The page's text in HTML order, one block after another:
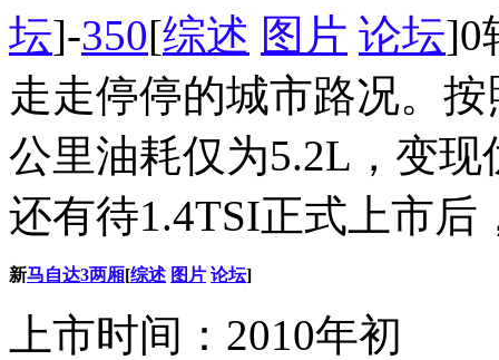
坛]-350[综述 图片 论坛]0
走走停停的城市路况。
公里油耗仅为5.2L，变
还有待1.4TSI正式上市
新马自达3两厢[综述 图片 论坛]
上市时间：2010年初